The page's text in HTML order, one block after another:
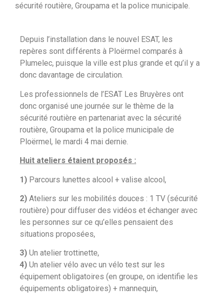
sécurité routière, Groupama et la police municipale.
Depuis l’installation dans le nouvel ESAT, les
repères sont différents à Ploërmel comparés à
Plumelec, puisque la ville est plus grande et qu’il y a
donc davantage de circulation.
Les professionnels de l’ESAT Les Bruyères ont
donc organisé une journée sur le thème de la
sécurité routière en partenariat avec la sécurité
routière, Groupama et la police municipale de
Ploërmel, le mardi 4 mai dernie.
Huit ateliers étaient proposés :
1) Parcours lunettes alcool + valise alcool,
2) Ateliers sur les mobilités douces : 1 TV (sécurité
routière) pour diffuser des vidéos et échanger avec
les personnes sur ce qu’elles pensaient des
situations proposées,
3) Un atelier trottinette,
4) Un atelier vélo avec un vélo test sur les
équipement obligatoires (en groupe, on identifie les
équipements obligatoires) + mannequin,